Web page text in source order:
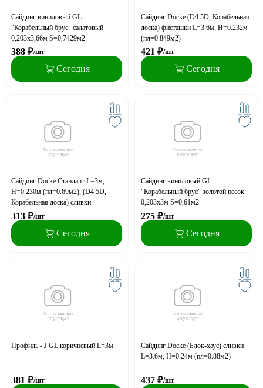
Сайдинг виниловый GL
"Корабельный брус" салатовый
0,203х3,66м S=0,7429м2
388 ₽/шт
Сегодня
Сайдинг Docke (D4.5D, Корабельная
доска) фисташки L=3.6м, H=0.232м
(пл=0.849м2)
421 ₽/шт
Сегодня
Сайдинг Docke Стандарт L=3м,
H=0.230м (пл=0.69м2), (D4.5D,
Корабельная доска) сливки
313 ₽/шт
Сегодня
Сайдинг виниловый GL
"Корабельный брус" золотой песок
0,203х3м S=0,61м2
275 ₽/шт
Сегодня
Профиль - J GL коричневый L=3м
381 ₽/шт
Сайдинг Docke (Блок-хаус) сливки
L=3.6м, H=0.24м (пл=0.88м2)
437 ₽/шт